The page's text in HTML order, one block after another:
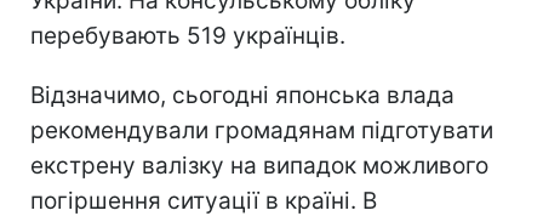
перебувають 519 українців.
Відзначимо, сьогодні японська влада
рекомендували громадянам підготувати
екстрену валізку на випадок можливого
погіршення ситуації в країні. В